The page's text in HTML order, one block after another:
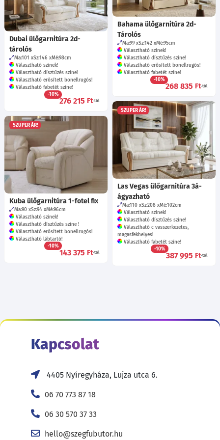
Bahama ülőgarnitúra 2d-
Tárolós
Ma:99 Sz:142 Mé:95cm
Választható színek!
Választható dísztűzés színe!
Választható erősített bonellrugós!
Választható fabetét színe!
-10%
268 835 Ft-tól
Dubai ülőgarnitúra 2d-
tárolós
Ma:101 Sz:146 Mé:98cm
Választható színek!
Választható dísztűzés színe!
Választható erősített bonellrugós!
Választható fabetét színe!
-10%
276 215 Ft-tól
SZUPER ÁR!
Las Vegas ülőgarnitúra 3á-
ágyazható
Ma:110 Sz:208 Mé:102cm
Választható színek!
Választható dísztűzés színe!
Választható c vasszerkezetes,
magasfekhelyes!
Választható fabetét színe!
-10%
387 995 Ft-tól
SZUPER ÁR!
Kuba ülőgarnitúra 1-fotel fix
Ma:90 Sz:94 Mé:96cm
Választható színek!
Választható dísztűzés színe !
Választható erősített bonellrugós!
Választható lábtartó!
-10%
143 375 Ft-tól
Kapcsolat
4405 Nyíregyháza, Lujza utca 6.
06 70 773 87 18
06 30 570 37 33
hello@szegfubutor.hu